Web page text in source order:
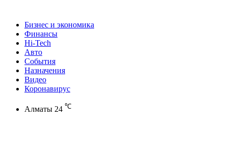
Бизнес и экономика
Финансы
Hi-Tech
Авто
События
Назначения
Видео
Коронавирус
Алматы 24 ℃